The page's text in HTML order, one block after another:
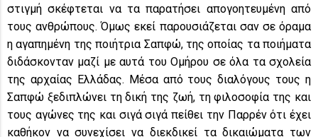
στιγμή σκέφτεται να τα παρατήσει απογοητευμένη από
τους ανθρώπους. Όμως εκεί παρουσιάζεται σαν σε όραμα
η αγαπημένη της ποιήτρια Σαπφώ, της οποίας τα ποιήματα
διδάσκονταν μαζί με αυτά του Ομήρου σε όλα τα σχολεία
της αρχαίας Ελλάδας. Μέσα από τους διαλόγους τους η
Σαπφώ ξεδιπλώνει τη δική της ζωή, τη φιλοσοφία της και
τους αγώνες της και σιγά σιγά πείθει την Παρρέν ότι έχει
καθήκον να συνεχίσει να διεκδικεί τα δικαιώματα των